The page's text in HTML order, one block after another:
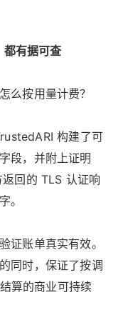
有据可查
么按用量计费？
构建了可
段，并附上证明
回的 TLS 认证响
。
证账单真实有效。
同时，保证了按调
算的商业可持续